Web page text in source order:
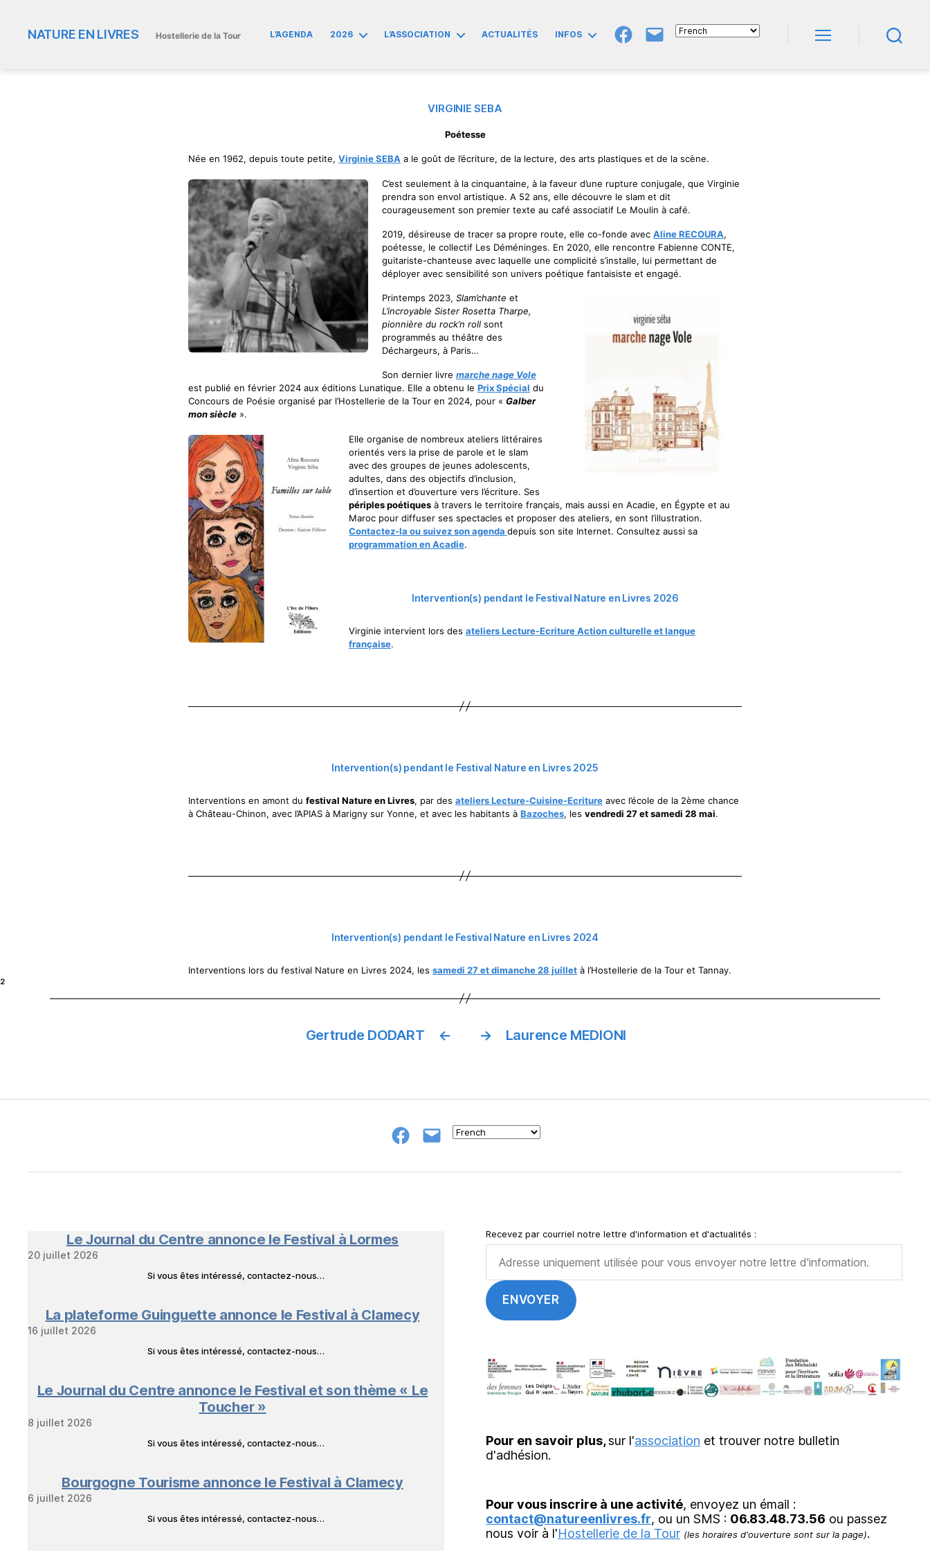
NATURE EN LIVRES Hostellerie de la Tour L’AGENDA 2026 L’ASSOCIATION ACTUALITÉS INFOS
GroupeE-
VIRGINIE SEBA
Poétesse
Née en 1962, depuis toute petite, Virginie SEBA a le goût de l’écriture, de la lecture, des arts plastiques et de la scène.
C’est seulement à la cinquantaine, à la faveur d’une rupture conjugale, que Virginie
prendra son envol artistique. A 52 ans, elle découvre le slam et dit
courageusement son premier texte au café associatif Le Moulin à café.
2019, désireuse de tracer sa propre route, elle co-fonde avec Aline RECOURA,
poétesse, le collectif Les Déméninges. En 2020, elle rencontre Fabienne CONTE,
guitariste-chanteuse avec laquelle une complicité s’installe, lui permettant de
déployer avec sensibilité son univers poétique fantaisiste et engagé.
Printemps 2023, Slam’chante et
L’incroyable Sister Rosetta Tharpe,
pionnière du rock’n roll sont
programmés au théâtre des
Déchargeurs, à Paris…
Son dernier livre marche nage Vole
est publié en février 2024 aux éditions Lunatique. Elle a obtenu le Prix Spécial du
Concours de Poésie organisé par l’Hostellerie de la Tour en 2024, pour « Galber
mon siècle ».
Elle organise de nombreux ateliers littéraires
orientés vers la prise de parole et le slam
avec des groupes de jeunes adolescents,
adultes, dans des objectifs d’inclusion,
d’insertion et d’ouverture vers l’écriture. Ses
périples poétiques à travers le territoire français, mais aussi en Acadie, en Égypte et au
Maroc pour diffuser ses spectacles et proposer des ateliers, en sont l’illustration.
Contactez-la ou suivez son agenda depuis son site Internet. Consultez aussi sa
programmation en Acadie.
Intervention(s) pendant le Festival Nature en Livres 2026
Virginie intervient lors des ateliersLecture-Ecriture Action culturelle et langue
française.
Intervention(s) pendant le Festival Nature en Livres 2025
Interventions en amont du festival Nature en Livres, par des ateliers Lecture-Cuisine-Ecriture avec l’école de la 2ème chance
à Château-Chinon, avec l’APIAS à Marigny sur Yonne, et avec les habitants à Bazoches, les vendredi 27 et samedi 28 mai.
Intervention(s) pendant le Festival Nature en Livres 2024
Interventions lors du festival Nature en Livres 2024, les samedi 27 et dimanche 28 juillet à l’Hostellerie de la Tour et Tannay.
²
←
Gertrude DODART → Laurence MEDIONI
GroupeE-
Le Journal du Centre annonce le Festival à Lormes
20 juillet 2026
Si vous êtes intéressé, contactez-nous…
La plateforme Guinguette annonce le Festival à Clamecy
16 juillet 2026
Si vous êtes intéressé, contactez-nous…
Le Journal du Centre annonce le Festival et son thème « Le
Toucher »
8 juillet 2026
Si vous êtes intéressé, contactez-nous…
Bourgogne Tourisme annonce le Festival à Clamecy
6 juillet 2026
Si vous êtes intéressé, contactez-nous…
Recevez par courriel notre lettre d'information et d'actualités :
Pour en savoir plus,sur l'association et trouver notre bulletin
d'adhésion.
Pour vous inscrire à une activité, envoyez un émail :
contact@natureenlivres.fr, ou un SMS : 06.83.48.73.56 ou passez
nous voir à l'Hostellerie de la Tour (les horaires d'ouverture sont sur la page).